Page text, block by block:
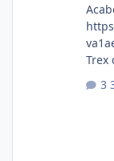
Trex